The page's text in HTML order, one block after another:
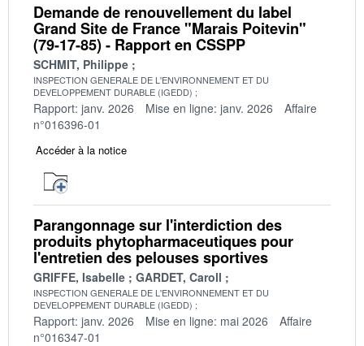
Demande de renouvellement du label
Grand Site de France "Marais Poitevin"
(79-17-85) - Rapport en CSSPP
SCHMIT, Philippe
INSPECTION GENERALE DE L'ENVIRONNEMENT ET DU
DEVELOPPEMENT DURABLE (IGEDD)
Rapport: janv. 2026 Mise en ligne: janv. 2026
Affaire
n°016396-01
Accéder à la notice
Parangonnage sur l'interdiction des
produits phytopharmaceutiques pour
l'entretien des pelouses sportives
GRIFFE, Isabelle GARDET, Caroll
INSPECTION GENERALE DE L'ENVIRONNEMENT ET DU
DEVELOPPEMENT DURABLE (IGEDD)
Rapport: janv. 2026 Mise en ligne: mai 2026
Affaire
n°016347-01